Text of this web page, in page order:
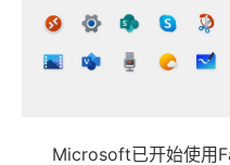
Microsoft已开始使用